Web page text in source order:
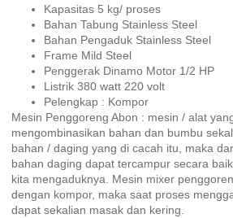
Kapasitas 5 kg/ proses
Bahan Tabung Stainless Steel
Bahan Pengaduk Stainless Steel
Frame Mild Steel
Penggerak Dinamo Motor 1/2 HP
Listrik 380 watt 220 volt
Pelengkap : Kompor
Mesin Penggoreng Abon : mesin / alat
mengombinasikan bahan dan bumbu
bahan / daging yang di cacah itu, maka
bahan daging dapat tercampur secara
kita mengaduknya. Mesin mixer
dengan kompor, maka saat proses
dapat sekalian masak dan kering.